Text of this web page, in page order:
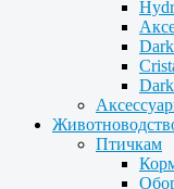
Птичкам